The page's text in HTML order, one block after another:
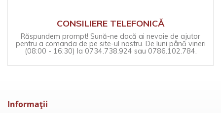
CONSILIERE TELEFONICĂ
Răspundem prompt! Sună-ne dacă ai nevoie de ajutor
pentru a comanda de pe site-ul nostru. De luni până vineri
(08:00 - 16:30) la 0734.738.924 sau 0786.102.784.
Informaţii